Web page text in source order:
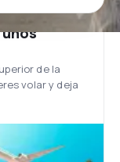
unos
de la
volar y deja